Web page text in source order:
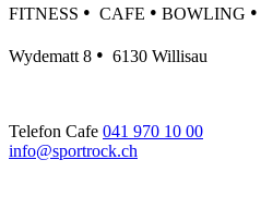
FITNESS • CAFE • BOWLING •
Wydematt 8 • 6130 Willisau
Telefon Cafe 041 970 10 00
info@sportrock.ch